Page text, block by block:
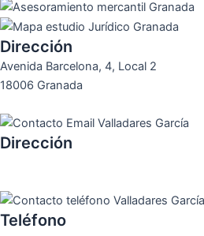
Dirección
Avenida Barcelona, 4, Local 2
18006 Granada
Dirección
Teléfono